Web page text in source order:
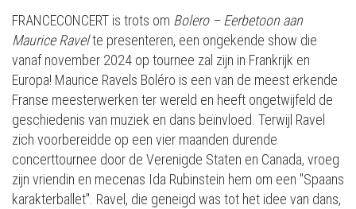
FRANCECONCERT is trots om Bolero – Eerbetoon aan
Maurice Ravelte presenteren, een ongekende show die
vanaf november 2024 op tournee zal zijn in Frankrijk en
Europa! Maurice Ravels Boléro is een van de meest erkende
Franse meesterwerken ter wereld en heeft ongetwijfeld de
geschiedenis van muziek en dans beïnvloed. Terwijl Ravel
zich voorbereidde op een vier maanden durende
concerttournee door de Verenigde Staten en Canada, vroeg
zijn vriendin en mecenas Ida Rubinstein hem om een "Spaans
karakterballet". Ravel, die geneigd was tot het idee van dans,